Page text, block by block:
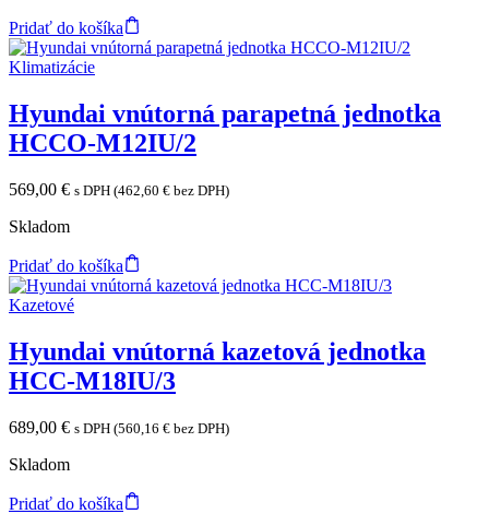
Pridať do košíka
Klimatizácie
Hyundai vnútorná parapetná jednotka
HCCO-M12IU/2
569,00 € s DPH (462,60 € bez DPH)
Skladom
Pridať do košíka
Kazetové
Hyundai vnútorná kazetová jednotka
HCC-M18IU/3
689,00 € s DPH (560,16 € bez DPH)
Skladom
Pridať do košíka